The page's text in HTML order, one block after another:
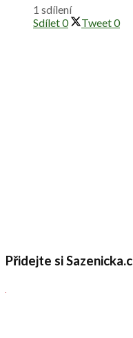
1 sdílení
Sdílet0 Tweet0
Přidejte si